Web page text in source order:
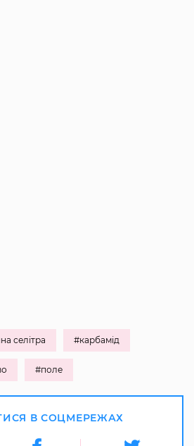
селітра #карбамід
#поле
В СОЦМЕРЕЖАХ